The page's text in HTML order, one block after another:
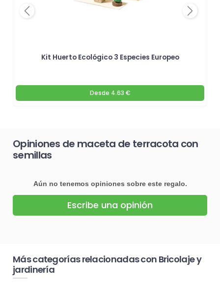
Kit Huerto Ecológico 3 Especies Europeo
Desde 4.63 €
Previous Next
Opiniones de maceta de terracota con
semillas
Aún no tenemos opiniones sobre este regalo.
Escribe una opinión
Más categorías relacionadas con Bricolaje y
jardinería